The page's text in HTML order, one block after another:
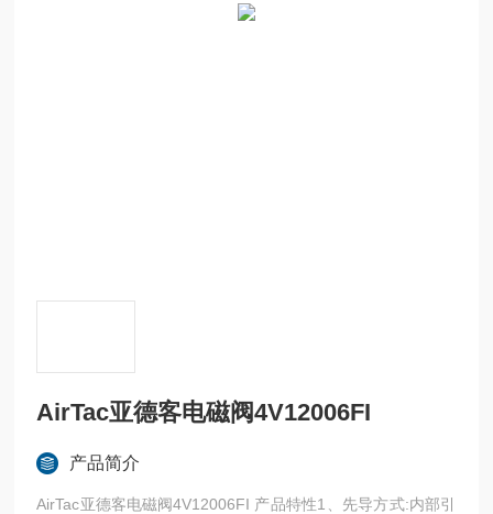
AirTac亚德客电磁阀4V12006FI
产品简介
AirTac亚德客电磁阀4V12006FI 产品特性1、先导方式:内部引